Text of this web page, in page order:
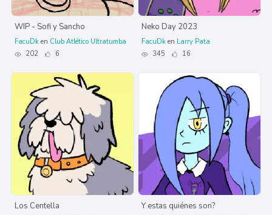
WIP - Sofi y Sancho
FacuDk en Club Atlético Ultratumba
202
6
Neko Day 2023
FacuDk en Larry Pata
345
16
Los Centella Y estas quiénes son?